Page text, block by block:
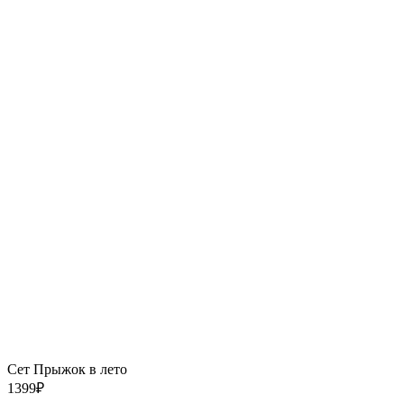
Сет Прыжок в лето
1399₽